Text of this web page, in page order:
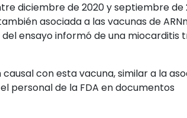
diciembre de 2020 y septiembre de
asociada a las vacunas de
ensayo informó de una miocarditis
con esta vacuna, similar a la
personal de la FDA en documentos